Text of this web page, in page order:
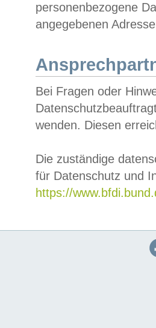
personenbezogene
angegebenen
Bei Fragen oder
wenden. Diesen
Die zuständige
für Datenschutz und
https://